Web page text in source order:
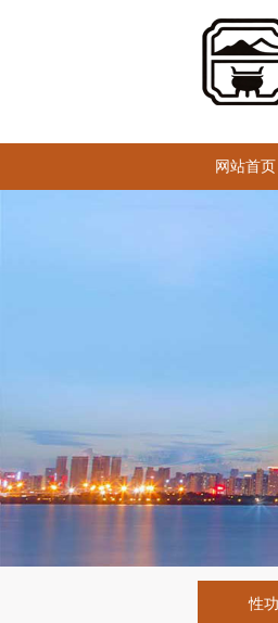
网站首页
性